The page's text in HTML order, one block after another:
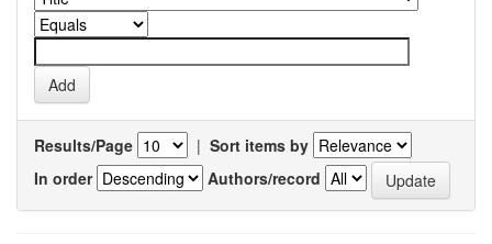
Results/Page | Sort items by
In order
Authors/record